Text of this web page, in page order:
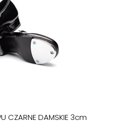
CZARNE DAMSKIE 3cm